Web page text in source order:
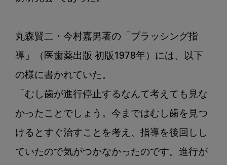
丸森賢二・今村嘉男著の「ブラッシング指
導」（医歯薬出版 初版1978年）には、以下
の様に書かれていた。
「むし歯が進行停止するなんて考えても見な
かったことでしょう。今まではむし歯を見つ
けるとすぐ治すことを考え、指導を後回しし
ていたので気がつかなかったのです。進行が